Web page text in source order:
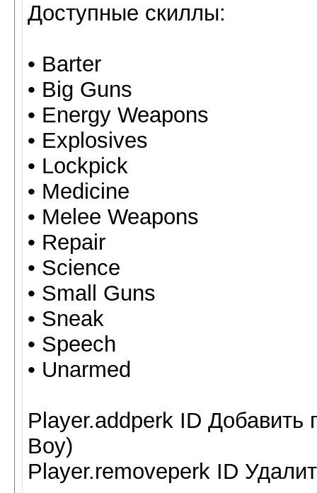
Доступные скиллы:
• Barter
• Big Guns
• Energy Weapons
• Explosives
• Lockpick
• Medicine
• Melee Weapons
• Repair
• Science
• Small Guns
• Sneak
• Speech
• Unarmed
Player.addperk ID Добавить
Boy)
Player.removeperk ID